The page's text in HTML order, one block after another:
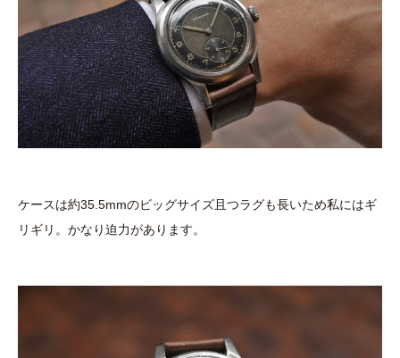
ケースは約35.5mmのビッグサイズ且つラグも長いため私にはギ
リギリ。かなり迫力があります。